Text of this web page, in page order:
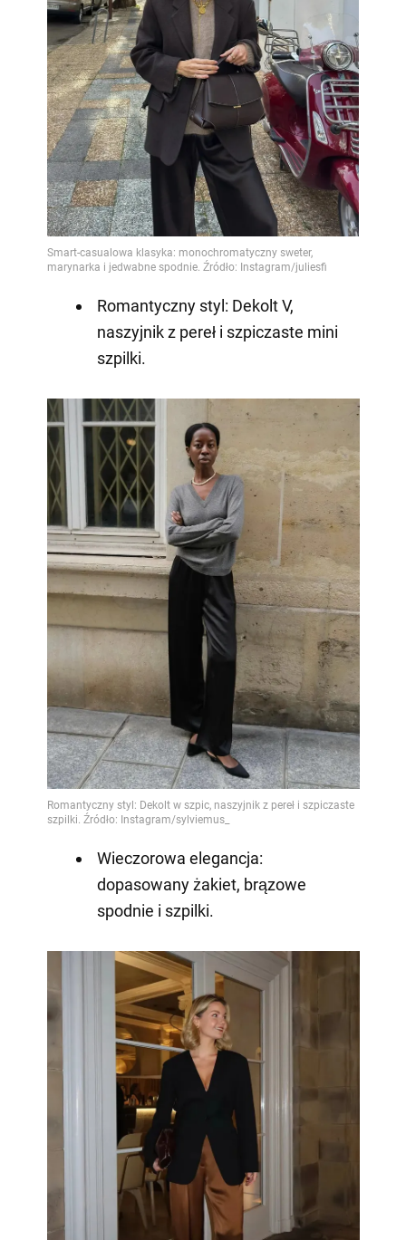
Romantyczny styl: Dekolt V,
naszyjnik z pereł i szpiczaste mini
szpilki.
Wieczorowa elegancja:
dopasowany żakiet, brązowe
spodnie i szpilki.